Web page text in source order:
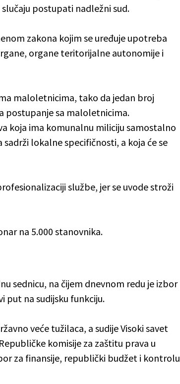
postupati nadležni sud.
zakona kojim se uređuje upotreba
organe teritorijalne autonomije i
maloletnicima, tako da jedan broj
postupanje sa maloletnicima.
koja ima komunalnu miliciju samostalno
lokalne specifičnosti, a koja će se
službe, jer se uvode stroži
na 5.000 stanovnika.
sednicu, na čijem dnevnom redu je izbor
put na sudijsku funkciju.
veće tužilaca, a sudije Visoki savet
komisije za zaštitu prava u
za finansije, republički budžet i kontrolu